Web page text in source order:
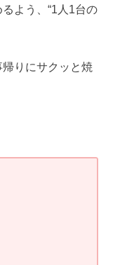
よう、“1人1台の
りにサクッと焼